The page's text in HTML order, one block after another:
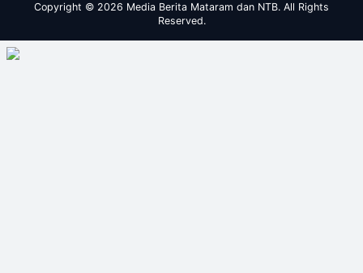
Copyright © 2026 Media Berita Mataram dan NTB. All Rights
Reserved.